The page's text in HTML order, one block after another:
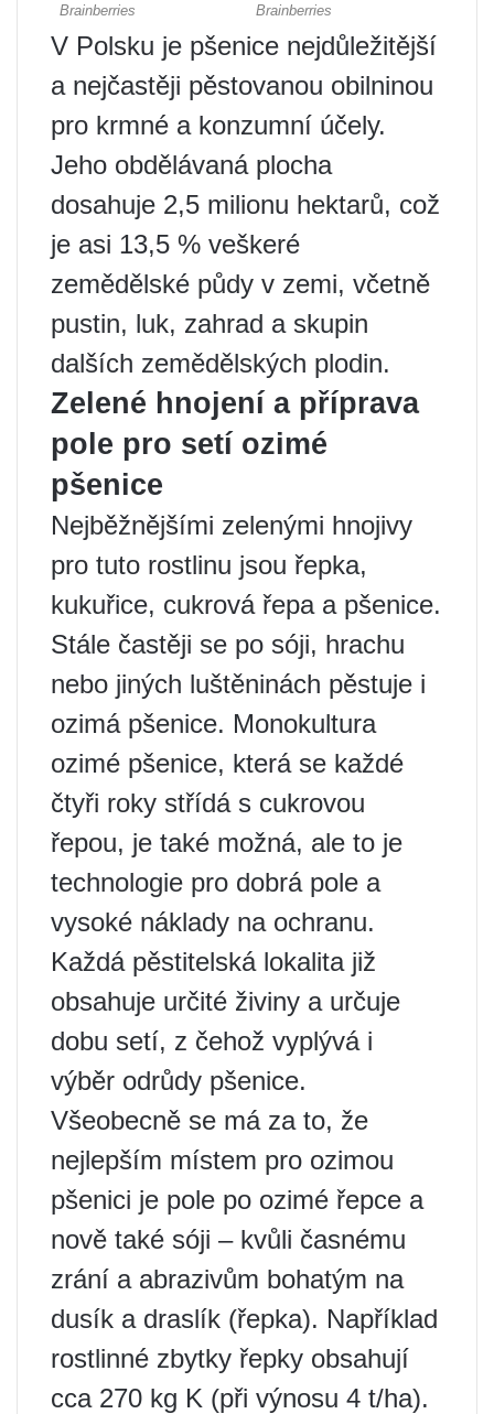
V Polsku je pšenice nejdůležitější
a nejčastěji pěstovanou obilninou
pro krmné a konzumní účely.
Jeho obdělávaná plocha
dosahuje 2,5 milionu hektarů, což
je asi 13,5 % veškeré
zemědělské půdy v zemi, včetně
pustin, luk, zahrad a skupin
dalších zemědělských plodin.
Zelené hnojení a příprava
pole pro setí ozimé
pšenice
Nejběžnějšími zelenými hnojivy
pro tuto rostlinu jsou řepka,
kukuřice, cukrová řepa a pšenice.
Stále častěji se po sóji, hrachu
nebo jiných luštěninách pěstuje i
ozimá pšenice. Monokultura
ozimé pšenice, která se každé
čtyři roky střídá s cukrovou
řepou, je také možná, ale to je
technologie pro dobrá pole a
vysoké náklady na ochranu.
Každá pěstitelská lokalita již
obsahuje určité živiny a určuje
dobu setí, z čehož vyplývá i
výběr odrůdy pšenice.
Všeobecně se má za to, že
nejlepším místem pro ozimou
pšenici je pole po ozimé řepce a
nově také sóji – kvůli časnému
zrání a abrazivům bohatým na
dusík a draslík (řepka). Například
rostlinné zbytky řepky obsahují
cca 270 kg K (při výnosu 4 t/ha).